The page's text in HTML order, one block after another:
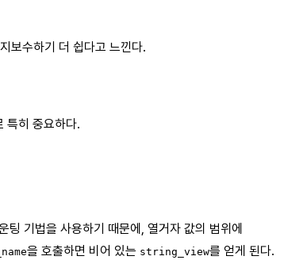
보수하기 더 쉽다고 느낀다.
특히 중요하다.
기법을 사용하기 때문에, 열거자 값의 범위에
을 호출하면 비어 있는 string_view를 얻게 된다.